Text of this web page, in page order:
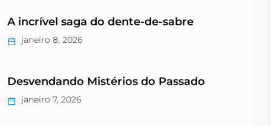
A incrível saga do dente-de-sabre
janeiro 8, 2026
Desvendando Mistérios do Passado
janeiro 7, 2026